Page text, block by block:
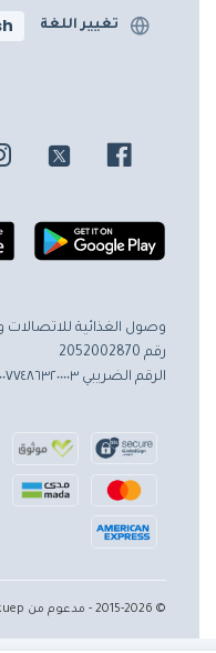
تغيير اللغة
وصول الغذائية للاتصالات
رقم 2052002870
الرقم الضريبي ٣٠٠٧٧٤٨٦٣٢٠٠٠٠٣
© 2015-2026 - مدعوم من Ekuep. كل الحقوق محفوظة